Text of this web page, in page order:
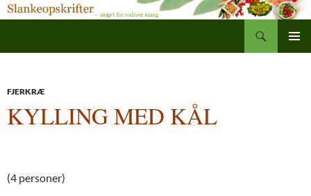
FJERKRÆ
KYLLING MED KÅL
(4 personer)